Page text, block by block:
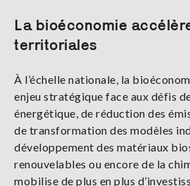
La bioéconomie
territoriales
À l’échelle nationale, la
enjeu stratégique face aux défis
énergétique, de réduction des
de transformation des modèles
développement des matériaux
renouvelables ou encore de la
mobilise de plus en plus